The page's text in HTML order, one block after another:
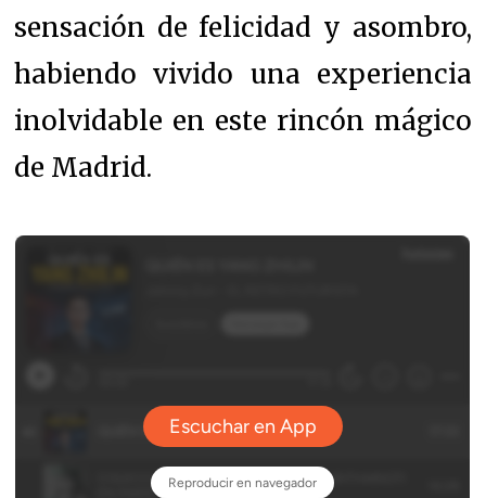
sensación de felicidad y asombro,
habiendo vivido una experiencia
inolvidable en este rincón mágico
de Madrid.